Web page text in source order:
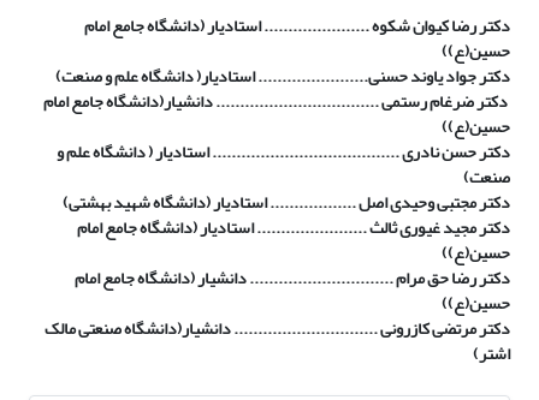
دکتر رضا کیوان شکوه ...................... استادیار (دانشگاه جامع امام
حسین(ع))
دکتر جواد یاوند حسنی.......................استادیار(دانشگاه علم و صنعت)
دکتر ضرغام رستمی .................................. دانشیار(دانشگاه جامع امام
حسین(ع))
دکتر حسن نادری ....................................... استادیار (دانشگاه علم و
صنعت)
دکتر مجتبی وحیدی اصل .................. استادیار (دانشگاه شهید بهشتی)
دکتر مجید غیوری ثالث.......................استادیار(دانشگاه جامع امام
حسین(ع))
دکتر رضا حق مرام..............................دانشیار(دانشگاه جامع امام
حسین(ع))
دکتر مرتضی کازرونی .............................. دانشیار(دانشگاه صنعتی مالک
اشتر)